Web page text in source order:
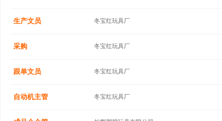
生产文员 冬宝红玩具厂
采购 冬宝红玩具厂
跟单文员 冬宝红玩具厂
自动机主管 冬宝红玩具厂